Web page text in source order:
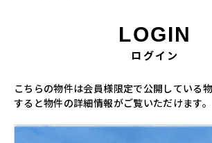
LOGIN
ログイン
こちらの物件は会員様限定で公開している
すると物件の詳細情報がご覧いただけます。